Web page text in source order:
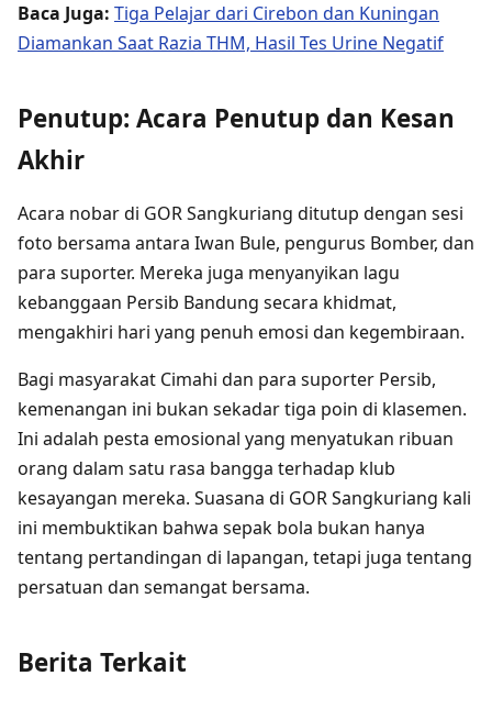
Baca Juga: Tiga Pelajar dari Cirebon dan Kuningan
Diamankan Saat Razia THM, Hasil Tes Urine Negatif
Penutup: Acara Penutup dan Kesan
Akhir
Acara nobar di GOR Sangkuriang ditutup dengan sesi
foto bersama antara Iwan Bule, pengurus Bomber, dan
para suporter. Mereka juga menyanyikan lagu
kebanggaan Persib Bandung secara khidmat,
mengakhiri hari yang penuh emosi dan kegembiraan.
Bagi masyarakat Cimahi dan para suporter Persib,
kemenangan ini bukan sekadar tiga poin di klasemen.
Ini adalah pesta emosional yang menyatukan ribuan
orang dalam satu rasa bangga terhadap klub
kesayangan mereka. Suasana di GOR Sangkuriang kali
ini membuktikan bahwa sepak bola bukan hanya
tentang pertandingan di lapangan, tetapi juga tentang
persatuan dan semangat bersama.
Berita Terkait